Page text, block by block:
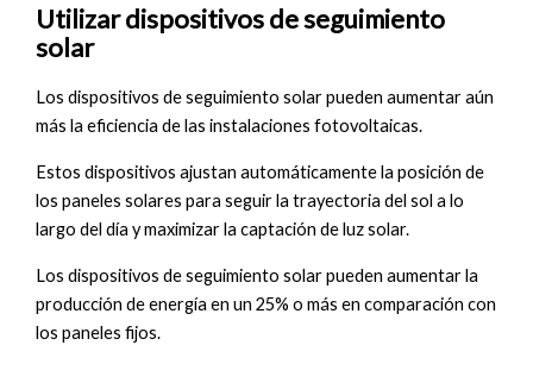
Utilizar dispositivos de seguimiento
solar
Los dispositivos de seguimiento solar pueden aumentar aún
más la eficiencia de las instalaciones fotovoltaicas.
Estos dispositivos ajustan automáticamente la posición de
los paneles solares para seguir la trayectoria del sol a lo
largo del día y maximizar la captación de luz solar.
Los dispositivos de seguimiento solar pueden aumentar la
producción de energía en un 25% o más en comparación con
los paneles fijos.